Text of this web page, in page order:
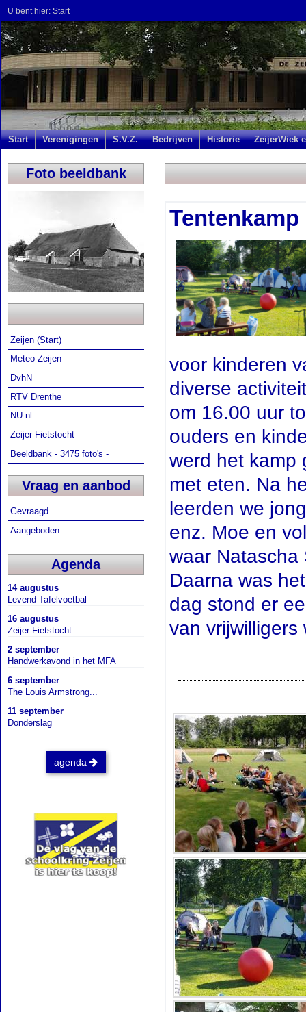
U bent hier: Start
Start Verenigingen S.V.Z. Bedrijven Historie ZeijerWiek
Foto beeldbank
Zeijen (Start)
Meteo Zeijen
DvhN
RTV Drenthe
NU.nl
Zeijer Fietstocht
Beeldbank - 3475 foto's -
Vraag en aanbod
Gevraagd
Aangeboden
Agenda
14 augustus
Levend Tafelvoetbal
16 augustus
Zeijer Fietstocht
2 september
Handwerkavond in het MFA
6 september
The Louis Armstrong...
11 september
Donderslag
agenda
Tentenkamp
voor kinderen
diverse
om 16.00 uur
ouders en
werd het kamp
met eten. Na
leerden we
enz. Moe en
waar Natascha
Daarna was
dag stond er
van